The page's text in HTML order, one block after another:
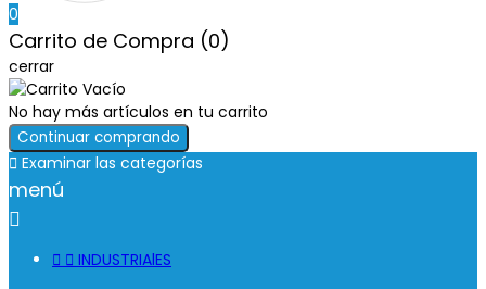
0
Carrito de Compra (0)
cerrar
No hay más artículos en tu carrito
Continuar comprando
 Examinar las categorías
menú

  INDUSTRIAlES